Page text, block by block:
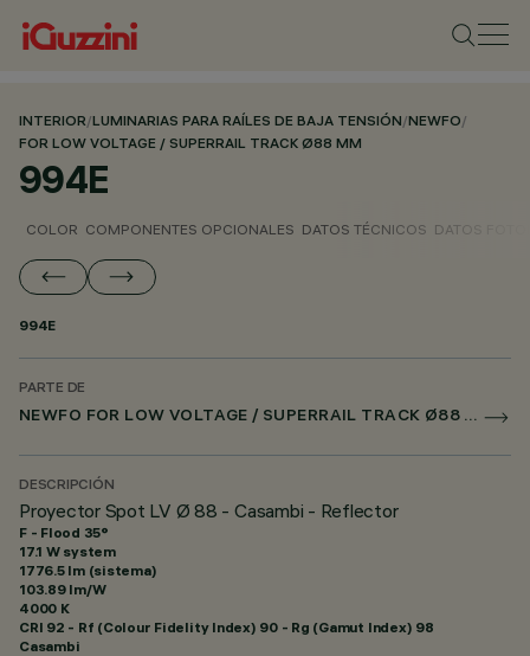
INTERIOR/LUMINARIAS PARA RAÍLES DE BAJA TENSIÓN/NEWFO/
FOR LOW VOLTAGE / SUPERRAIL TRACK Ø88 MM
994E
COLOR COMPONENTES OPCIONALES DATOS TÉCNICOS DATOS
994E
PARTE DE
NEWFO FOR LOW VOLTAGE / SUPERRAIL TRACK Ø88 MM
DESCRIPCIÓN
Proyector Spot LV Ø 88 - Casambi - Reflector
F - Flood 35°
17.1 W system
1776.5 lm (sistema)
103.89 lm/W
4000 K
CRI 92 - Rf (Colour Fidelity Index) 90 - Rg (Gamut Index) 98
Casambi